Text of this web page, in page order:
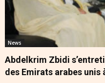
News
Abdelkrim Zbidi
des Emirats arabes unis